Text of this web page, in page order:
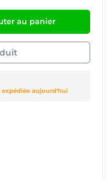
au panier
expédiée aujourd'hui